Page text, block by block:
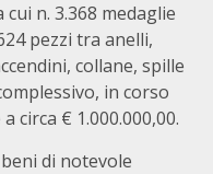
n. 3.368 medaglie
pezzi tra anelli,
collane, spille
in corso
circa € 1.000.000,00.
di notevole